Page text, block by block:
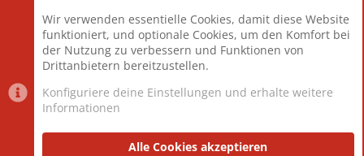
Mitglieder
12.427
Neuestes Mitglied
Berlin
Datenschutzerklärung Impressum
Wir verwenden essentielle Cookies, damit diese Website
funktioniert, und optionale Cookies, um den Komfort bei
der Nutzung zu verbessern und Funktionen von
Drittanbietern bereitzustellen.
Konfiguriere deine Einstellungen und erhalte weitere
Informationen
Alle Cookies akzeptieren